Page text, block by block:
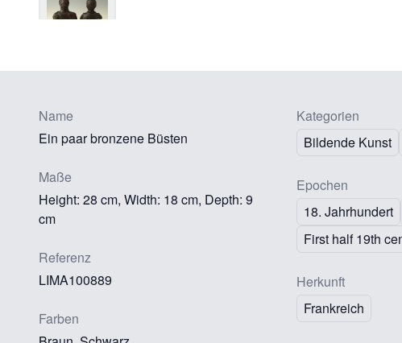
Name
Ein paar bronzene Büsten
Maße
Height: 28 cm, Width: 18 cm, Depth: 9
cm
Referenz
LIMA100889
Farben
Kategorien
Bildende Kunst
Epochen
18. Jahrhundert
First half 19th
Herkunft
Frankreich